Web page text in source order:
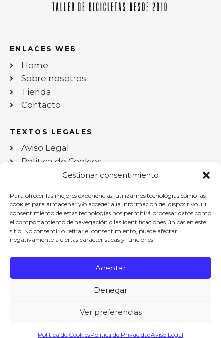
Gestionar consentimiento
Para ofrecer las mejores experiencias, utilizamos tecnologías como las
cookies para almacenar y/o acceder a la información del dispositivo. El
consentimiento de estas tecnologías nos permitirá procesar datos como
el comportamiento de navegación o las identificaciones únicas en este
sitio. No consentir o retirar el consentimiento, puede afectar
negativamente a ciertas características y funciones.
Aceptar
Denegar
Ver preferencias
Política de CookiesPolítica de PrivacidadAviso Legal
ENLACES WEB
Home
Sobre nosotros
Tienda
Contacto
TEXTOS LEGALES
Aviso Legal
Política de Cookies
Política de privacidad
Mapa del Sitio Web
CONTACTO
960053166
dequebikes@hotmail.com
Av/ Blasco Ibáñez 15, Mislata - Valencia
© All rights reserved